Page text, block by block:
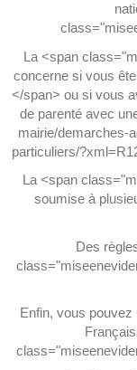
La <span
concerne si vous
</span> ou si vous
de parenté avec
mairie/demarches-
particuliers/
La <span
soumise à
Des
Enfin, vous